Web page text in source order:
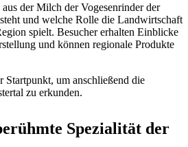
der Milch der Vogesenrinder der
und welche Rolle die Landwirtschaft
spielt. Besucher erhalten Einblicke
und können regionale Produkte
Startpunkt, um anschließend die
zu erkunden.
Spezialität der